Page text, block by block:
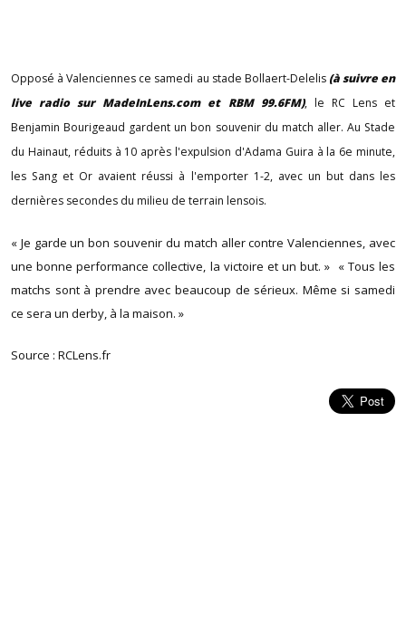
Opposé à Valenciennes ce samedi au stade Bollaert-Delelis (à suivre en
live radio sur MadeInLens.com et RBM 99.6FM), le RC Lens et
Benjamin Bourigeaud gardent un bon souvenir du match aller. Au Stade
du Hainaut, réduits à 10 après l'expulsion d'Adama Guira à la 6e minute,
les Sang et Or avaient réussi à l'emporter 1-2, avec un but dans les
dernières secondes du milieu de terrain lensois.
« Je garde un bon souvenir du match aller contre Valenciennes, avec
une bonne performance collective, la victoire et un but. » « Tous les
matchs sont à prendre avec beaucoup de sérieux. Même si samedi
ce sera un derby, à la maison. »
Source : RCLens.fr